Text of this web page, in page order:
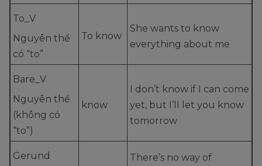
To_V
Nguyên thể
có “to”
To know
She wants to know
everything about me
Bare_V
Nguyên thể
(không có
“to”)
know
I don’t know if I can come
yet, but I’ll let you know
tomorrow
Gerund
There’s no way of